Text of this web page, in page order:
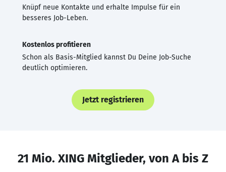
Knüpf neue Kontakte und erhalte Impulse für ein
besseres Job-Leben.
Kostenlos profitieren
Schon als Basis-Mitglied kannst Du Deine Job-Suche
deutlich optimieren.
Jetzt registrieren
21 Mio. XING Mitglieder, von A bis Z